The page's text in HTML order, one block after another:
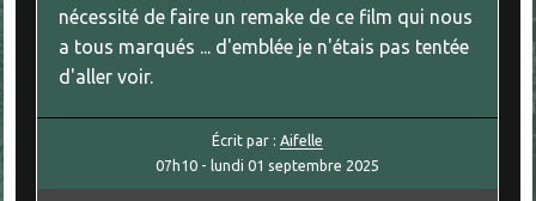
nécessité de faire un remake de ce film qui nous
a tous marqués ... d'emblée je n'étais pas tentée
d'aller voir.
Écrit par :Aifelle
07h10 - lundi 01 septembre 2025